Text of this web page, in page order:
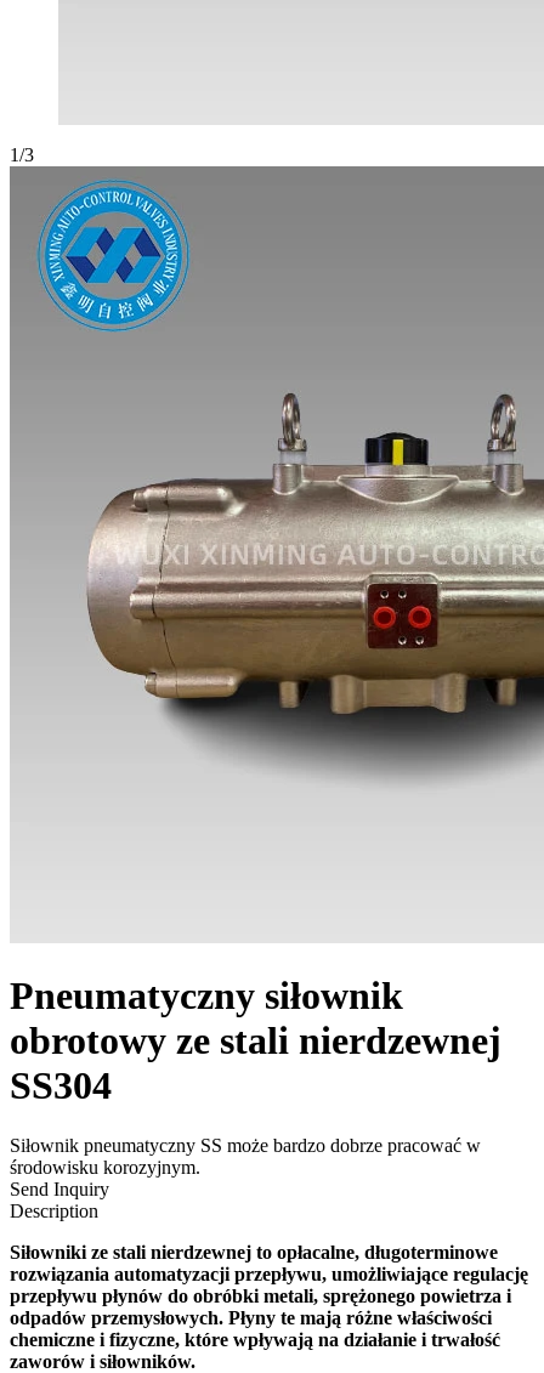
1/3
Pneumatyczny siłownik
obrotowy ze stali nierdzewnej
SS304
Siłownik pneumatyczny SS może bardzo dobrze pracować w
środowisku korozyjnym.
Send Inquiry
Description
Siłowniki ze stali nierdzewnej to opłacalne, długoterminowe
rozwiązania automatyzacji przepływu, umożliwiające regulację
przepływu płynów do obróbki metali, sprężonego powietrza i
odpadów przemysłowych. Płyny te mają różne właściwości
chemiczne i fizyczne, które wpływają na działanie i trwałość
zaworów i siłowników.